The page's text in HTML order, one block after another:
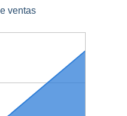
ventas